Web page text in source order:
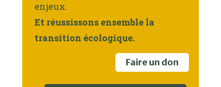
enjeux.
Et réussissons ensemble la
transition écologique.
Faire un don